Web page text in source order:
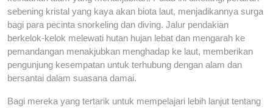
sebening kristal yang kaya akan biota laut, menjadikannya surga
bagi para pecinta snorkeling dan diving. Jalur pendakian
berkelok-kelok melewati hutan hujan lebat dan mengarah ke
pemandangan menakjubkan menghadap ke laut, memberikan
pengunjung kesempatan untuk terhubung dengan alam dan
bersantai dalam suasana damai.
Bagi mereka yang tertarik untuk mempelajari lebih lanjut tentang